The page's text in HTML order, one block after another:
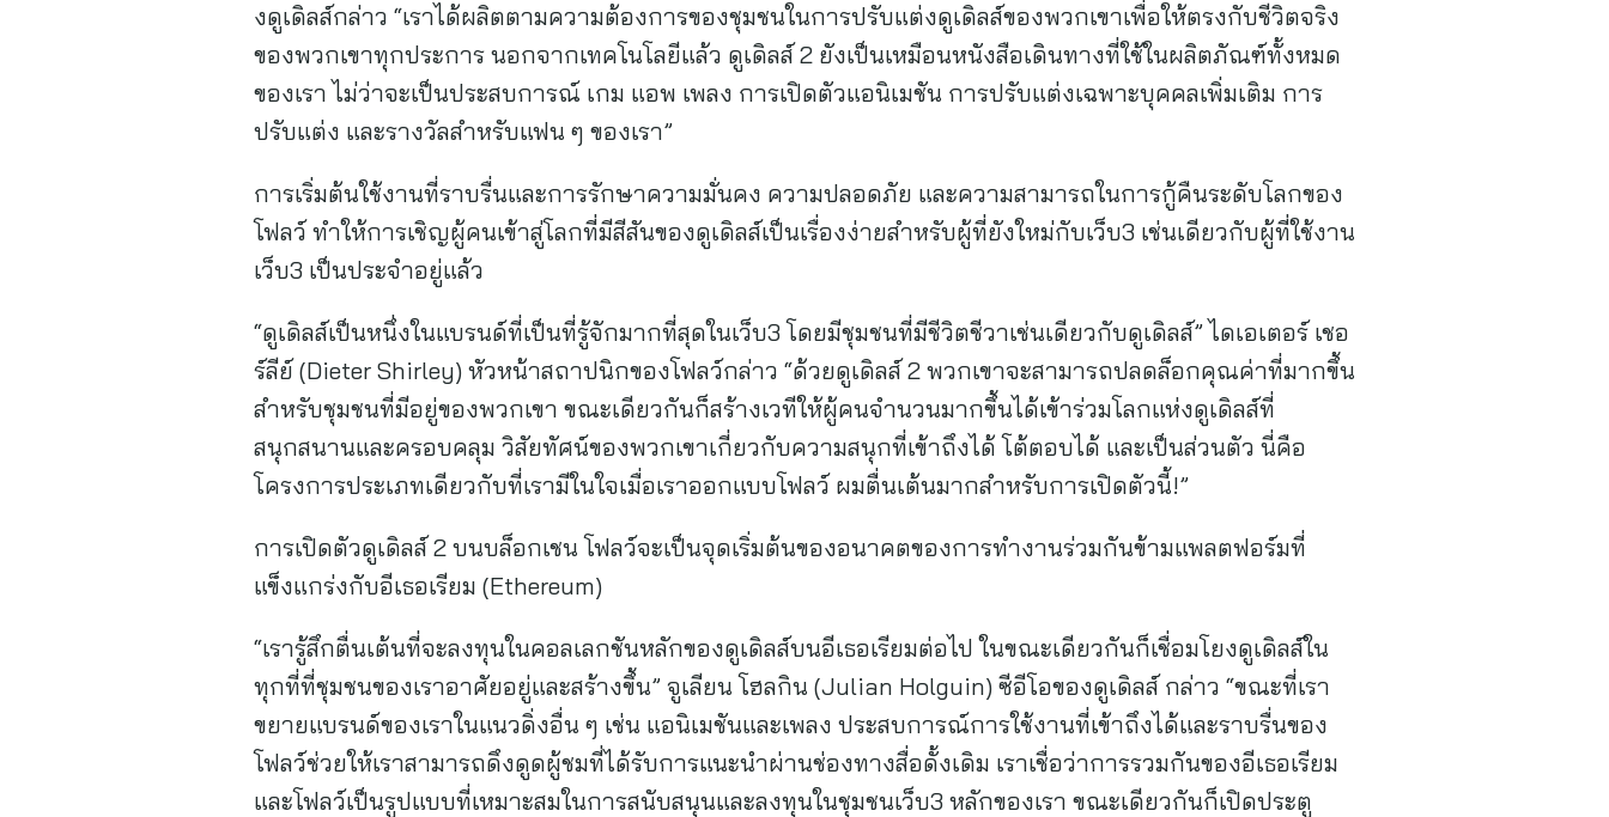
งดูเดิลส์กล่าว “เราได้ผลิตตามความต้องการของชุมชนในการปรับแต่งดูเดิลส์ของพวกเขาเพื่อให้ตรงกับชีวิตจริง
ของพวกเขาทุกประการ นอกจากเทคโนโลยีแล้ว ดูเดิลส์ 2 ยังเป็นเหมือนหนังสือเดินทางที่ใช้ในผลิตภัณฑ์ทั้งหมด
ของเรา ไม่ว่าจะเป็นประสบการณ์ เกม แอพ เพลง การเปิดตัวแอนิเมชัน การปรับแต่งเฉพาะบุคคลเพิ่มเติม การ
ปรับแต่ง และรางวัลสำหรับแฟน ๆ ของเรา”
การเริ่มต้นใช้งานที่ราบรื่นและการรักษาความมั่นคง ความปลอดภัย และความสามารถในการกู้คืนระดับโลกของ
โฟลว์ ทำให้การเชิญผู้คนเข้าสู่โลกที่มีสีสันของดูเดิลส์เป็นเรื่องง่ายสำหรับผู้ที่ยังใหม่กับเว็บ3 เช่นเดียวกับผู้ที่ใช้งาน
เว็บ3 เป็นประจำอยู่แล้ว
“ดูเดิลส์เป็นหนึ่งในแบรนด์ที่เป็นที่รู้จักมากที่สุดในเว็บ3 โดยมีชุมชนที่มีชีวิตชีวาเช่นเดียวกับดูเดิลส์” ไดเอเตอร์ เชอ
ร์ลีย์ (Dieter Shirley) หัวหน้าสถาปนิกของโฟลว์กล่าว “ด้วยดูเดิลส์ 2 พวกเขาจะสามารถปลดล็อกคุณค่าที่มากขึ้น
สำหรับชุมชนที่มีอยู่ของพวกเขา ขณะเดียวกันก็สร้างเวทีให้ผู้คนจำนวนมากขึ้นได้เข้าร่วมโลกแห่งดูเดิลส์ที่
สนุกสนานและครอบคลุม วิสัยทัศน์ของพวกเขาเกี่ยวกับความสนุกที่เข้าถึงได้ โต้ตอบได้ และเป็นส่วนตัว นี่คือ
โครงการประเภทเดียวกับที่เรามีในใจเมื่อเราออกแบบโฟลว์ ผมตื่นเต้นมากสำหรับการเปิดตัวนี้!”
การเปิดตัวดูเดิลส์ 2 บนบล็อกเชน โฟลว์จะเป็นจุดเริ่มต้นของอนาคตของการทำงานร่วมกันข้ามแพลตฟอร์มที่
แข็งแกร่งกับอีเธอเรียม (Ethereum)
“เรารู้สึกตื่นเต้นที่จะลงทุนในคอลเลกชันหลักของดูเดิลส์บนอีเธอเรียมต่อไป ในขณะเดียวกันก็เชื่อมโยงดูเดิลส์ใน
ทุกที่ที่ชุมชนของเราอาศัยอยู่และสร้างขึ้น” จูเลียน โฮลกิน (Julian Holguin) ซีอีโอของดูเดิลส์ กล่าว “ขณะที่เรา
ขยายแบรนด์ของเราในแนวดิ่งอื่น ๆ เช่น แอนิเมชันและเพลง ประสบการณ์การใช้งานที่เข้าถึงได้และราบรื่นของ
โฟลว์ช่วยให้เราสามารถดึงดูดผู้ชมที่ได้รับการแนะนำผ่านช่องทางสื่อดั้งเดิม เราเชื่อว่าการรวมกันของอีเธอเรียม
และโฟลว์เป็นรูปแบบที่เหมาะสมในการสนับสนุนและลงทุนในชุมชนเว็บ3 หลักของเรา ขณะเดียวกันก็เปิดประตู